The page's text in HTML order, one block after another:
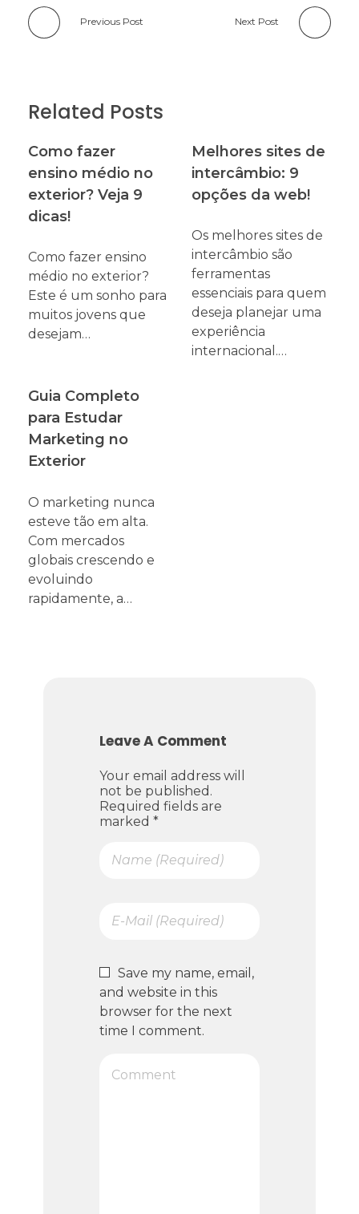
Previous Post Next Post
Related Posts
Como fazer
ensino médio no
exterior? Veja 9
dicas!
Como fazer ensino
médio no exterior?
Este é um sonho para
muitos jovens que
desejam…
Melhores sites de
intercâmbio: 9
opções da web!
Os melhores sites de
intercâmbio são
ferramentas
essenciais para quem
deseja planejar uma
experiência
internacional.…
Guia Completo
para Estudar
Marketing no
Exterior
O marketing nunca
esteve tão em alta.
Com mercados
globais crescendo e
evoluindo
rapidamente, a…
Leave A Comment
Your email address will
not be published.
Required fields are
marked *
Save my name, email,
and website in this
browser for the next
time I comment.